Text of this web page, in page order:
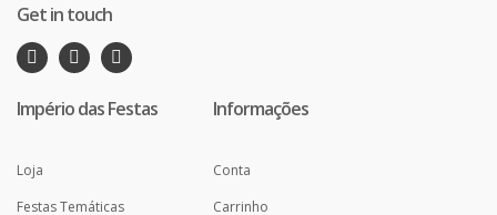
Get in touch
Império das Festas
Loja
Festas Temáticas
Informações
Conta
Carrinho